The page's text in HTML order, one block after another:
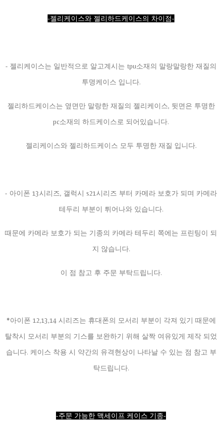
-젤리케이스와 젤리하드케이스의 차이점-
- 젤리케이스는 일반적으로 알고계시는 tpu소재의 말랑말랑한 재질의
투명케이스 입니다.
젤리하드케이스는 옆면만 말랑한 재질의 젤리케이스, 뒷면은 투명한
pc소재의 하드케이스로 되어있습니다.
젤리케이스와 젤리하드케이스 모두 투명한 재질 입니다.
- 아이폰 13시리즈, 갤럭시 s21시리즈 부터 카메라 보호가 되며 카메라
테두리 부분이 튀어나와 있습니다.
때문에 카메라 보호가 되는 기종의 카메라 테두리 쪽에는 프린팅이 되
지 않습니다.
이 점 참고 후 주문 부탁드립니다.
*아이폰 12,13,14 시리즈는 휴대폰의 모서리 부분이 각져 있기 때문에
탈착시 모서리 부분의 기스를 보완하기 위해 살짝 여유있게 제작 되었
습니다. 케이스 착용 시 약간의 유격현상이 나타날 수 있는 점 참고 부
탁드립니다.
-주문 가능한 맥세이프 케이스 기종-